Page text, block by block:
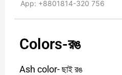
App: +8801814-320 756
Colors-রঙ
Ash color-ছাইরঙ